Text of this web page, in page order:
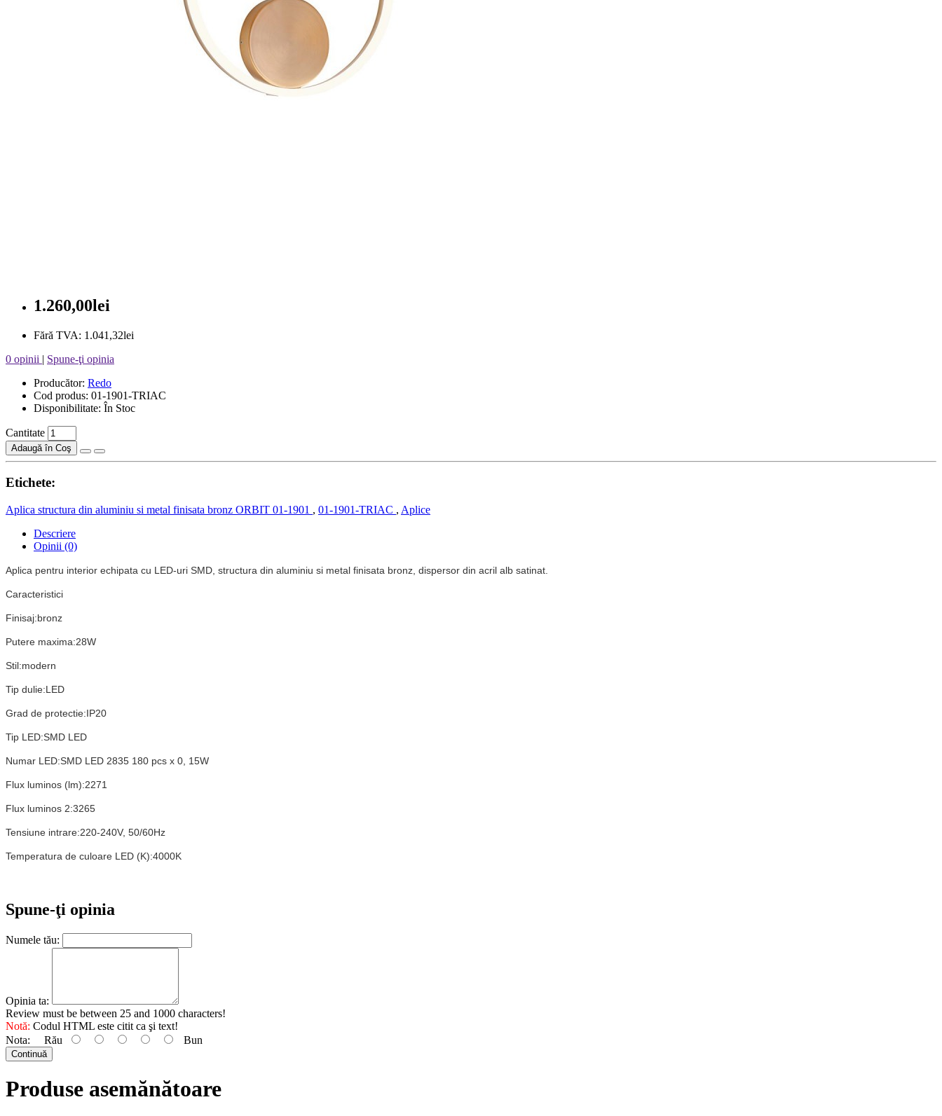
1.260,00lei
Fără TVA: 1.041,32lei
0 opinii | Spune-ţi opinia
Producător: Redo
Cod produs: 01-1901-TRIAC
Disponibilitate: În Stoc
Cantitate
Adaugă în Coş
Etichete:
Aplica structura din aluminiu si metal finisata bronz ORBIT 01-1901 , 01-1901-TRIAC , Aplice
Descriere
Opinii (0)
Aplica pentru interior echipata cu LED-uri SMD, structura din aluminiu si metal finisata bronz, dispersor din acril alb satinat.
Caracteristici
Finisaj:bronz
Putere maxima:28W
Stil:modern
Tip dulie:LED
Grad de protectie:IP20
Tip LED:SMD LED
Numar LED:SMD LED 2835 180 pcs x 0, 15W
Flux luminos (lm):2271
Flux luminos 2:3265
Tensiune intrare:220-240V, 50/60Hz
Temperatura de culoare LED (K):4000K
Spune-ţi opinia
Numele tău:
Opinia ta:
Review must be between 25 and 1000 characters!
Notă: Codul HTML este citit ca şi text!
Nota:
Rău Bun
Continuă
Produse asemănătoare